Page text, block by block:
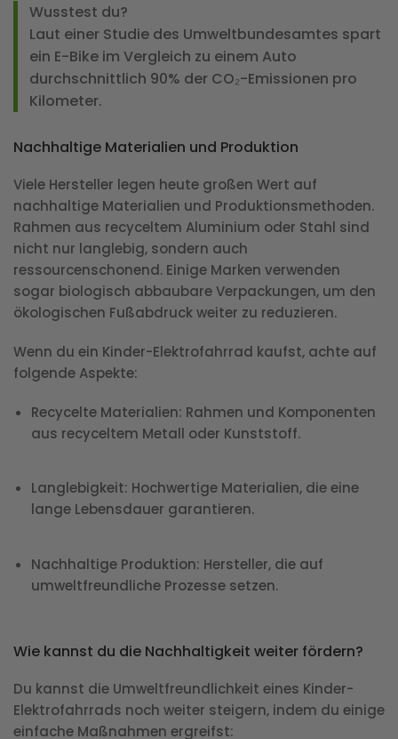
Wusstest du?
Laut einer Studie des Umweltbundesamtes spart
ein E-Bike im Vergleich zu einem Auto
durchschnittlich 90% der CO₂-Emissionen pro
Kilometer.
Nachhaltige Materialien und Produktion
Viele Hersteller legen heute großen Wert auf
nachhaltige Materialien und Produktionsmethoden.
Rahmen aus recyceltem Aluminium oder Stahl sind
nicht nur langlebig, sondern auch
ressourcenschonend. Einige Marken verwenden
sogar biologisch abbaubare Verpackungen, um den
ökologischen Fußabdruck weiter zu reduzieren.
Wenn du ein Kinder-Elektrofahrrad kaufst, achte auf
folgende Aspekte:
Recycelte Materialien: Rahmen und Komponenten
aus recyceltem Metall oder Kunststoff.
Langlebigkeit: Hochwertige Materialien, die eine
lange Lebensdauer garantieren.
Nachhaltige Produktion: Hersteller, die auf
umweltfreundliche Prozesse setzen.
Wie kannst du die Nachhaltigkeit weiter fördern?
Du kannst die Umweltfreundlichkeit eines Kinder-
Elektrofahrrads noch weiter steigern, indem du einige
einfache Maßnahmen ergreifst: